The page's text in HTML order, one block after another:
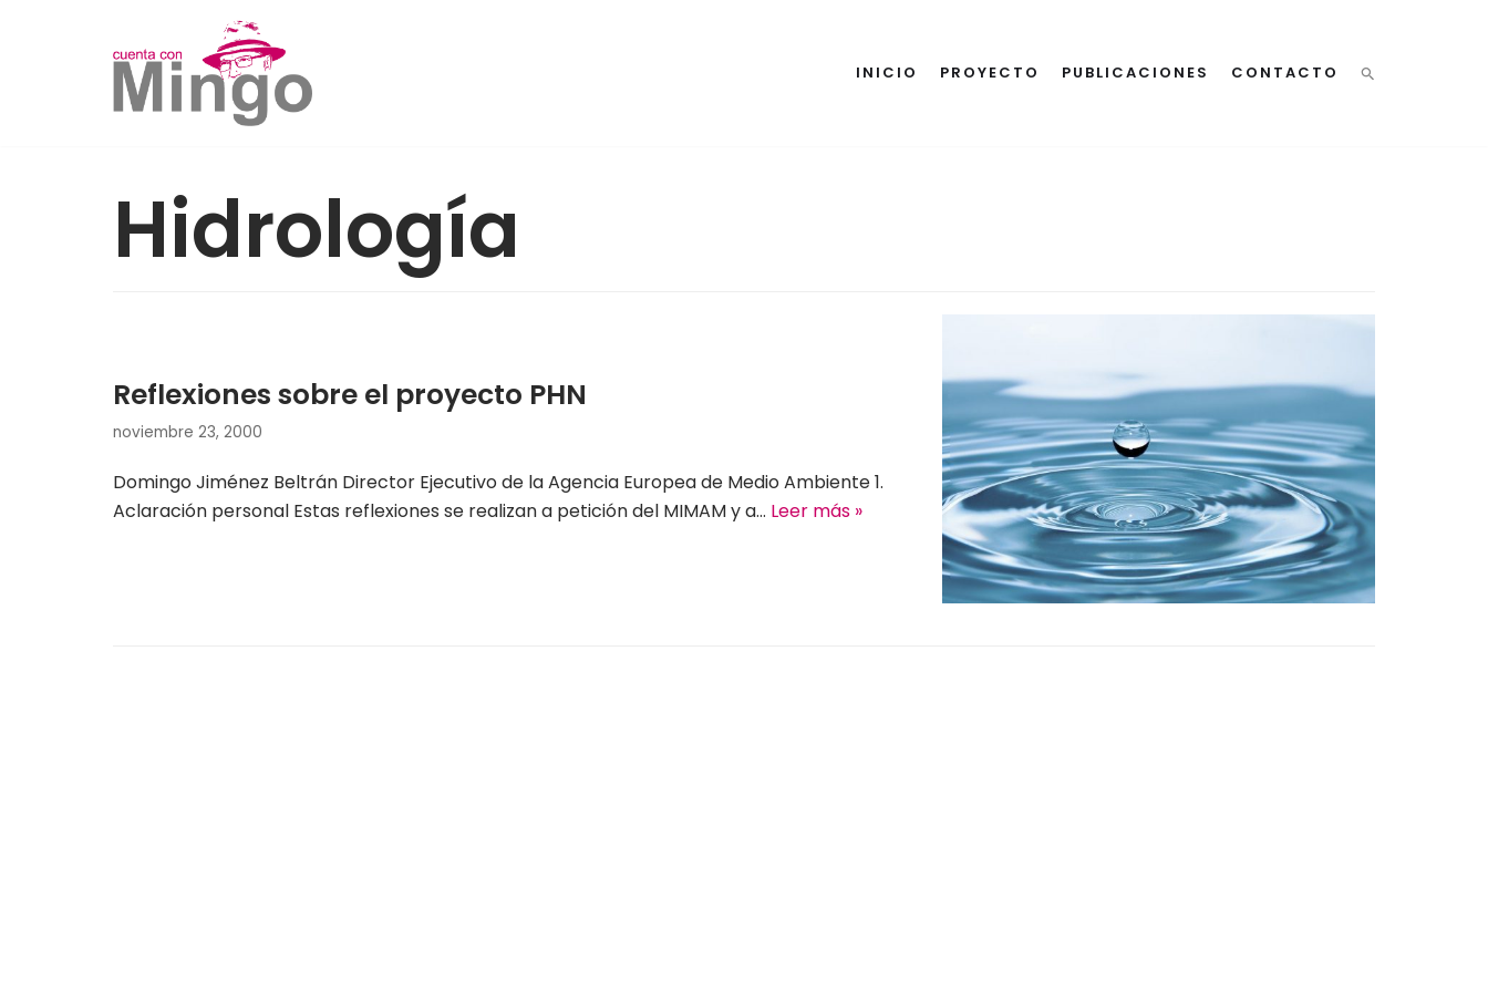
INICIO PROYECTO PUBLICACIONES CONTACTO
Hidrología
Reflexiones sobre el proyecto PHN
noviembre 23, 2000
Domingo Jiménez Beltrán Director Ejecutivo de la Agencia Europea de Medio Ambiente 1.
Aclaración personal Estas reflexiones se realizan a petición del MIMAM y a… Leer más »